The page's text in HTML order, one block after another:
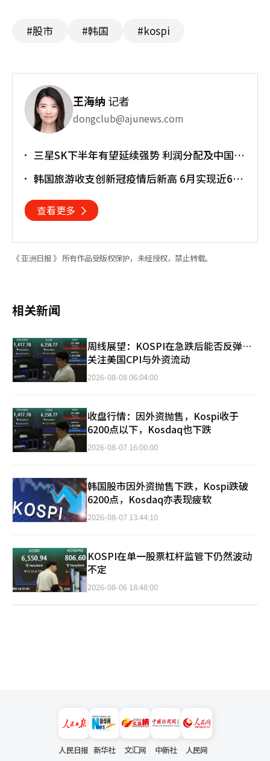
#股市 #韩国 #kospi
王海纳 记者
dongclub@ajunews.com
三星SK下半年有望延续强势 利润分配及中国竞
韩国旅游收支创新冠疫情后新高 6月实现近6亿
查看更多
《 亚洲日报 》 所有作品受版权保护，未经授权，禁止转载。
相关新闻
周线展望：KOSPI在急跌后能否反弹…
关注美国CPI与外资流动
2026-08-08 06:04:00
收盘行情：因外资抛售，Kospi收于
6200点以下，Kosdaq也下跌
2026-08-07 16:00:00
韩国股市因外资抛售下跌，Kospi跌破
6200点，Kosdaq亦表现疲软
2026-08-07 13:44:10
KOSPI在单一股票杠杆监管下仍然波动
不定
2026-08-06 18:48:00
人民日报 新华社 文汇网 中新社 人民网